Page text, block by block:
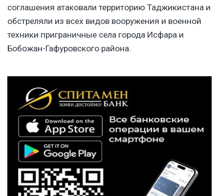
соглашения атаковали территорию Таджикистана и
обстреляли из всех видов вооружения и военной
техники приграничные села города Исфара и
Бобожан-Гафуровского района.